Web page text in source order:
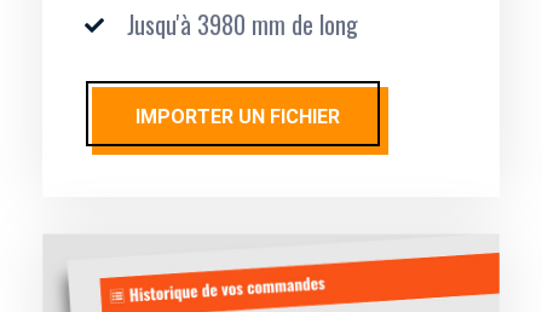
Jusqu'à 3980 mm de long
IMPORTER UN FICHIER